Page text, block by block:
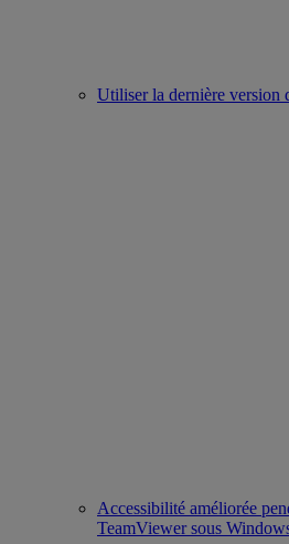
Utiliser la dernière version
Accessibilité améliorée
TeamViewer sous